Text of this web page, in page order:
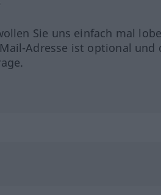
Sie uns einfach mal
Adresse ist optional und